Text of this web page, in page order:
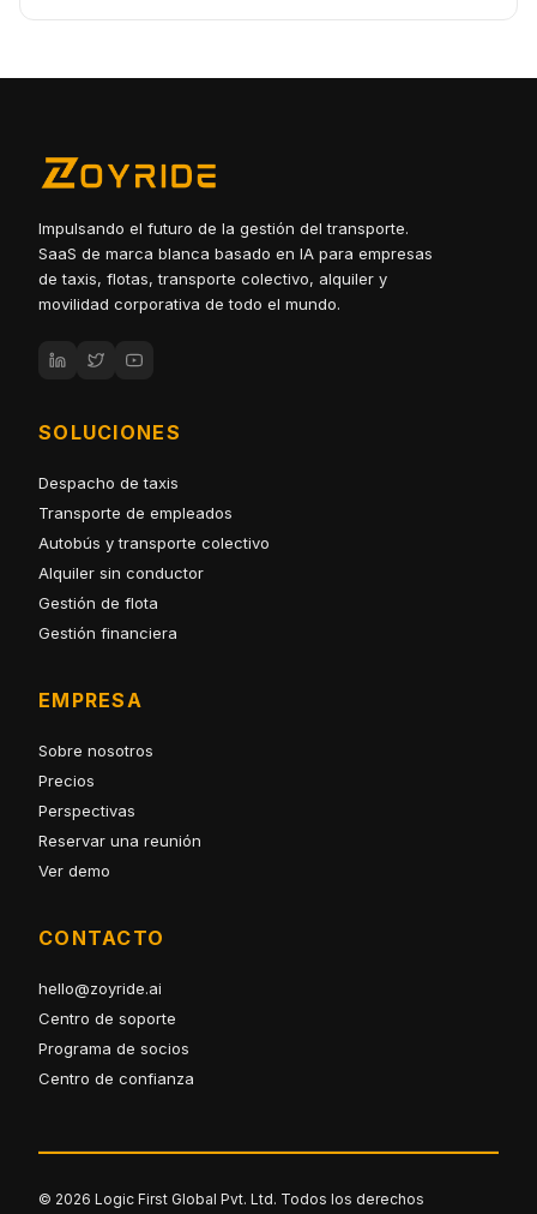
Impulsando el futuro de la gestión del transporte.
SaaS de marca blanca basado en IA para empresas
de taxis, flotas, transporte colectivo, alquiler y
movilidad corporativa de todo el mundo.
SOLUCIONES
Despacho de taxis
Transporte de empleados
Autobús y transporte colectivo
Alquiler sin conductor
Gestión de flota
Gestión financiera
EMPRESA
Sobre nosotros
Precios
Perspectivas
Reservar una reunión
Ver demo
CONTACTO
hello@zoyride.ai
Centro de soporte
Programa de socios
Centro de confianza
© 2026 Logic First Global Pvt. Ltd. Todos los derechos